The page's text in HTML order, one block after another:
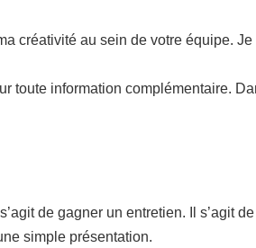
créativité au sein de votre équipe.
toute information complémentaire.
de gagner un entretien. Il s’agit
simple présentation.